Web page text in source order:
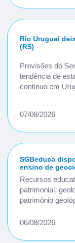
Rio Uruguai
(RS)
Previsões do
tendência de
contínuo em
07/08/2026
SGBeduca
ensino de
Recursos
patrimonial,
patrimônio
06/08/2026